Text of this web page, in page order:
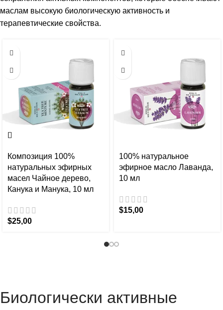
маслам высокую биологическую активность и
терапевтические свойства.
Композиция 100%
натуральных эфирных
масел Чайное дерево,
Канука и Манука, 10 мл
$25,00
100% натуральное
эфирное масло Лаванда,
10 мл
$15,00
Биологически активные